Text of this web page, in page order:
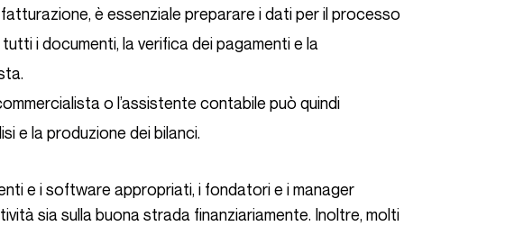
è essenziale preparare i dati per il processo
i documenti, la verifica dei pagamenti e la
o l’assistente contabile può quindi
e la produzione dei bilanci.
sia sulla buona strada finanziariamente. Inoltre, molti